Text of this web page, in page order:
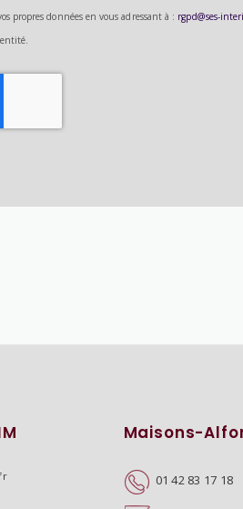
propres données en vous adressant à : rgpd@ses-
Maisons-
01 42 83 17 18